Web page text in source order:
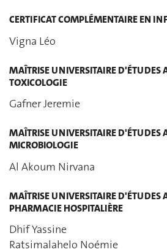
CERTIFICAT COMPLÉMENTAIRE EN
Vigna Léo
MAÎTRISE UNIVERSITAIRE D'ÉTUDES
TOXICOLOGIE
Gafner Jeremie
MAÎTRISE UNIVERSITAIRE D'ÉTUDES
MICROBIOLOGIE
Al Akoum Nirvana
MAÎTRISE UNIVERSITAIRE D'ÉTUDES
PHARMACIE HOSPITALIÈRE
Dhif Yassine
Ratsimalahelo Noémie